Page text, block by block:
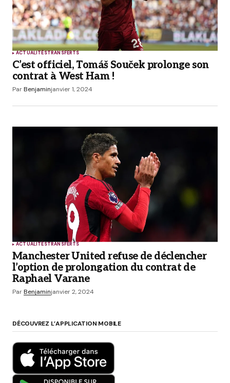
ACTUALITÉSTRANSFERTS
C’est officiel, Tomáš Souček prolonge son
contrat à West Ham !
ParBenjaminjanvier 1, 2024
ACTUALITÉSTRANSFERTS
Manchester United refuse de déclencher
l’option de prolongation du contrat de
Raphael Varane
ParBenjaminjanvier 2, 2024
DÉCOUVREZ L’APPLICATION MOBILE